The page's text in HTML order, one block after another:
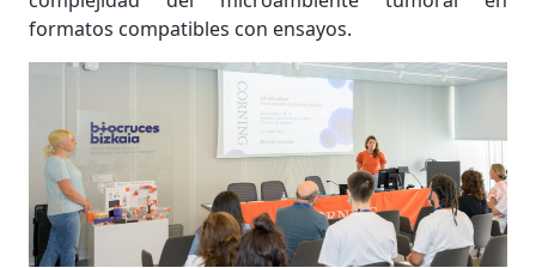
formatos compatibles con ensayos.